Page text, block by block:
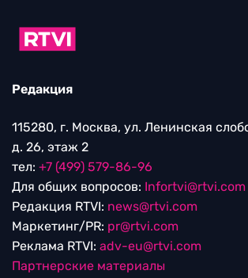
Редакция
115280, г. Москва, ул. Ленинская
д. 26, этаж 2
тел: +7 (499) 579-86-96
Для общих вопросов: Infortvi@rtvi.com
Редакция RTVI: news@rtvi.com
Маркетинг/PR: pr@rtvi.com
Реклама RTVI: adv-eu@rtvi.com
Партнерские материалы